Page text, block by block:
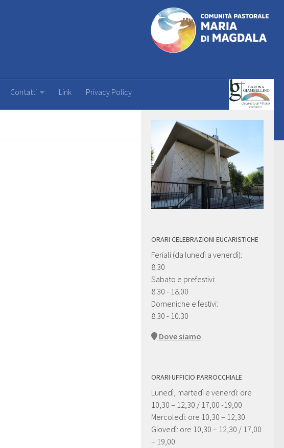
Contatti Link Privacy Policy
ORARI CELEBRAZIONI EUCARISTICHE
Feriali (da lunedì a venerdì):
8.30
Sabato e prefestivi:
8.30 - 18.00
Domeniche e festivi:
8.30 - 10.30
Dove siamo
ORARI UFFICIO PARROCCHIALE
Lunedì, martedì e venerdì: ore
10,30 – 12,30 / 17,00 -19,00
Mercoledì: ore 10,30 – 12,30
Giovedì: ore 10,30 – 12,30 / 17,00
– 19,00